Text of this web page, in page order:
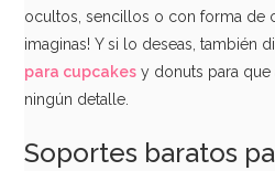
ocultos, sencillos o con forma de
imaginas! Y si lo deseas, también
para cupcakes y donuts para que
ningún detalle.
Soportes baratos